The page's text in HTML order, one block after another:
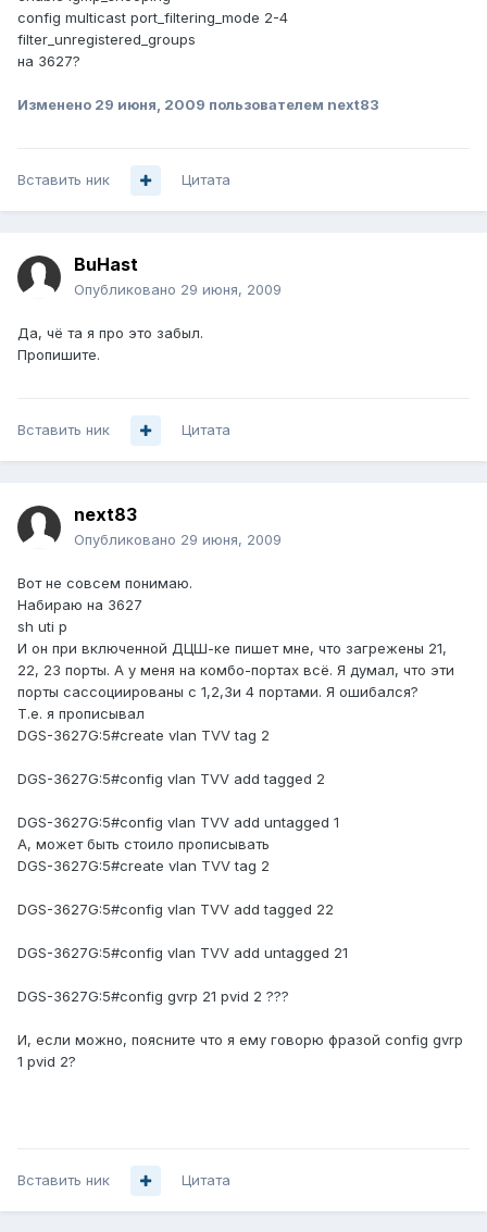
сonfig multicast port_filtering_mode 2-4
filter_unregistered_groups
на 3627?
Изменено 29 июня, 2009 пользователем next83
Вставить ник Цитата
BuHast
Опубликовано 29 июня, 2009
Да, чё та я про это забыл.
Пропишите.
Вставить ник Цитата
next83
Опубликовано 29 июня, 2009
Вот не совсем понимаю.
Набираю на 3627
sh uti p
И он при включенной ДЦШ-ке пишет мне, что загрежены 21,
22, 23 порты. А у меня на комбо-портах всё. Я думал, что эти
порты сассоциированы с 1,2,3и 4 портами. Я ошибался?
Т.е. я прописывал
DGS-3627G:5#create vlan TVV tag 2
DGS-3627G:5#config vlan TVV add tagged 2
DGS-3627G:5#config vlan TVV add untagged 1
А, может быть стоило прописывать
DGS-3627G:5#create vlan TVV tag 2
DGS-3627G:5#config vlan TVV add tagged 22
DGS-3627G:5#config vlan TVV add untagged 21
DGS-3627G:5#config gvrp 21 pvid 2 ???
И, если можно, поясните что я ему говорю фразой config gvrp
1 pvid 2?
Вставить ник Цитата